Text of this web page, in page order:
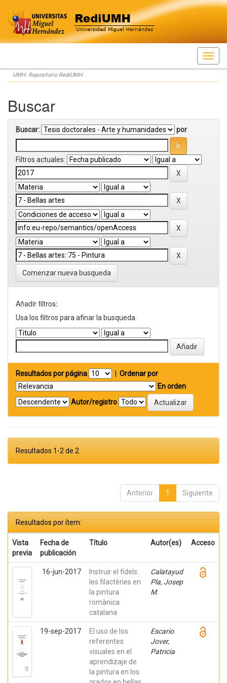
Skip
navigation
UMH: Repositorio RediUMH
Buscar
Buscar: por
Filtros actuales:
Comenzar nueva busqueda
Añadir filtros:
Usa los filtros para afinar la busqueda.
Resultados por página
Ordenar por
En orden
Autor/registro
Resultados 1-2 de 2.
Anterior 1 Siguiente
Resultados por ítem:
Vista
previa
Fecha de
publicación
Título Autor(es) Acceso
16-jun-2017
Instruir el fidels:
les filactèries en
la pintura
romànica
catalana
Calatayud
Pla, Josep
M.
19-sep-2017
El uso de los
referentes
visuales en el
aprendizaje de
la pintura en los
Escario
Jover,
Patricia